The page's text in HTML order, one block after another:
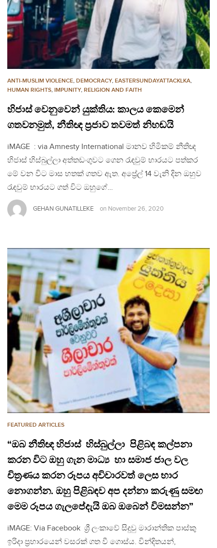
ANTI-MUSLIM VIOLENCE, DEMOCRACY, EASTERSUNDAYATTACKLKA,
HUMAN RIGHTS, IMPUNITY, RELIGION AND FAITH
හිජාස් වෙනුවෙන් යුක්තිය: කාලය කෙමෙන්
ගතවනමුත්, නීතිඥ ප්‍රජාව තවමත් නිහඬයි
iMAGE : via Amnesty International මානව හිමිකම් නීතිඥ
හිජාස් හිස්බුල්ලා අත්තඩංගුවට ගෙන රැඳවුම් භාරයට පත්කර
මේ වන විට මාස හතක් ගතව ඇත. අප්‍රේල් 14 වැනි දින ඔහුව
රැඳවුම් භාරයට ගත් විට ඔහුගේ…
GEHAN GUNATILLEKE on November 26, 2020
FEATURED ARTICLES
“ඔබ නීතිඥ හිජාස් හිස්බුල්ලා පිළිබඳ කල්පනා
කරන විට ඔහු ගැන මාධ්‍ය හා සමාජ ජාල වල
චිත්‍රණය කරන රූපය අවිචාරවත් ලෙස භාර
නොගන්න. ඔහු පිළිබඳව අප දන්නා කරුණු සමඟ
මෙම රූපය ගැලපේදැයි ඔබ ඔබෙන් විමසන්න”
iMAGE: Via Facebook ශ්‍රී ලංකාවේ සිදුවු මාරාන්තික පාස්කු
ඉරිදා ප්‍රහාරයෙන් වසරක් ගත වී ගොස්ය. වින්දිතයන්,